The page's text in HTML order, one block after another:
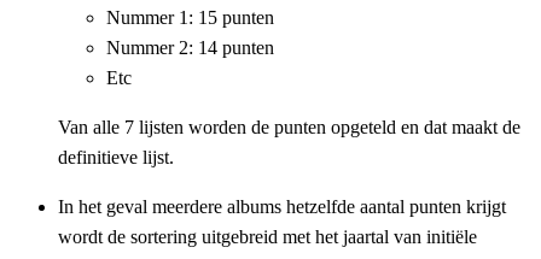
Nummer 1: 15 punten
Nummer 2: 14 punten
Etc
Van alle 7 lijsten worden de punten opgeteld en dat maakt de
definitieve lijst.
In het geval meerdere albums hetzelfde aantal punten krijgt
wordt de sortering uitgebreid met het jaartal van initiële